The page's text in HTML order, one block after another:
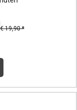
€ 19,90 *